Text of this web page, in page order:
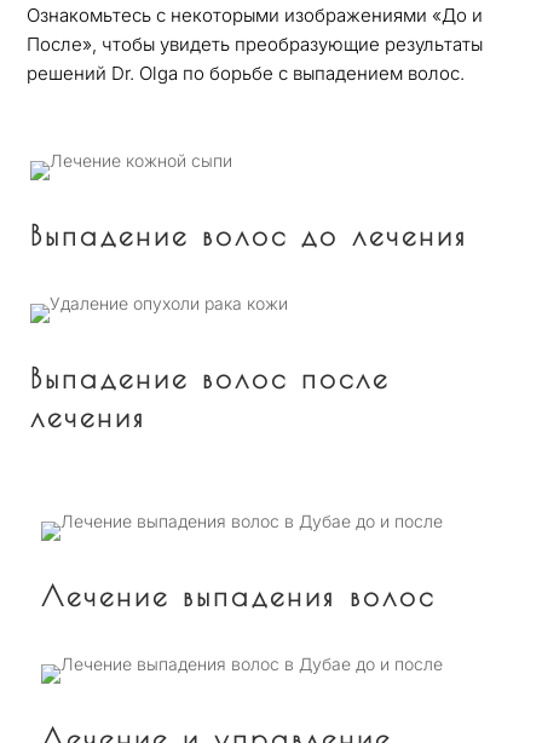
Ознакомьтесь с некоторыми изображениями «До и
После», чтобы увидеть преобразующие результаты
решений Dr. Olga по борьбе с выпадением волос.
Выпадение волос до лечения
Выпадение волос после
лечения
Лечение выпадения волос